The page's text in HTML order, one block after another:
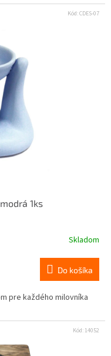
1ks
Skladom
Do košíka
pre každého milovníka
Kód:CDES-07
Kód: 14052